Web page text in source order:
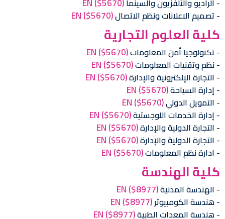
تصميم الاعلانات ونظم الاتصال EN($5670)
كلية العلوم التجارية
تكنولوجيا أمن المعلومات EN($5670)
نظم وتقنيات المعلومات EN($5670)
التجارة الإلكترونية والإدارة EN($5670)
إدارة السياحة EN($5670)
التمويل الدولي EN($5670)
إدارة الخدمات اللوجستية EN($5670)
التجارة الدولية والإدارة EN($5670)
التجارة الدولية والإدارة EN($5670)
ادارة نظم المعلومات EN($5670)
كلية الهندسة
الهندسة المدنية EN($8977)
هندسة الكومبيوتر EN($8977)
هندسة المعدات الطبية EN($8977)